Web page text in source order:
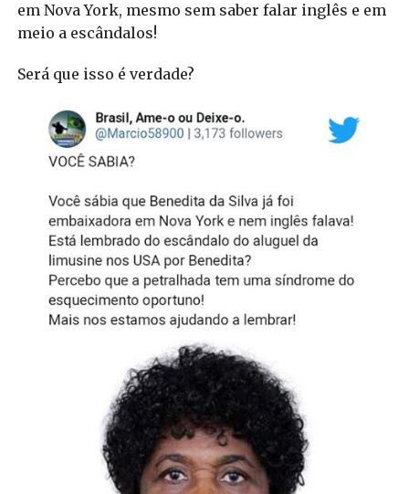
em Nova York, mesmo sem saber falar inglês e em
meio a escândalos!
Será que isso é verdade?